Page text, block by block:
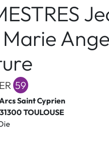
59
Saint Cyprien
TOULOUSE